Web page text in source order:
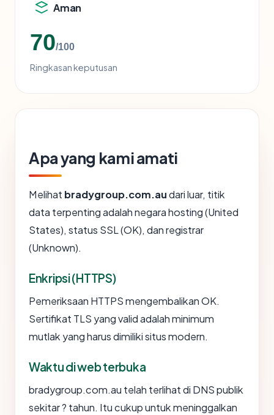
Aman
70/100
Ringkasan keputusan
Apa yang kami amati
Melihat bradygroup.com.audari luar, titik
data terpenting adalah negara hosting (United
States), status SSL (OK), dan registrar
(Unknown).
Enkripsi (HTTPS)
Pemeriksaan HTTPS mengembalikan OK.
Sertifikat TLS yang valid adalah minimum
mutlak yang harus dimiliki situs modern.
Waktu di web terbuka
bradygroup.com.au telah terlihat di DNS publik
sekitar ? tahun. Itu cukup untuk meninggalkan